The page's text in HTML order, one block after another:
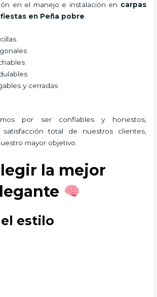
en el manejo e instalación en carpas
en Peña pobre.
y cerradas
por ser confiables y honestos,
total de nuestros clientes,
mayor objetivo.
la mejor
estilo